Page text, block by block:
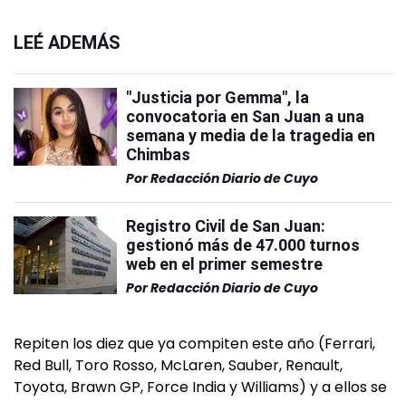
LEÉ ADEMÁS
"Justicia por Gemma", la
convocatoria en San Juan a una
semana y media de la tragedia en
Chimbas
PorRedacción Diario de Cuyo
Registro Civil de San Juan:
gestionó más de 47.000 turnos
web en el primer semestre
PorRedacción Diario de Cuyo
Repiten los diez que ya compiten este año (Ferrari,
Red Bull, Toro Rosso, McLaren, Sauber, Renault,
Toyota, Brawn GP, Force India y Williams) y a ellos se